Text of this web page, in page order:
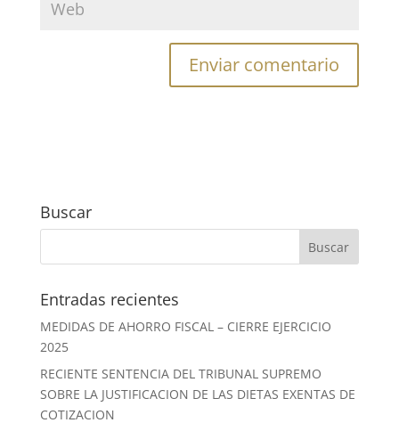
Buscar
Entradas recientes
MEDIDAS DE AHORRO FISCAL – CIERRE EJERCICIO
2025
RECIENTE SENTENCIA DEL TRIBUNAL SUPREMO
SOBRE LA JUSTIFICACION DE LAS DIETAS EXENTAS DE
COTIZACION